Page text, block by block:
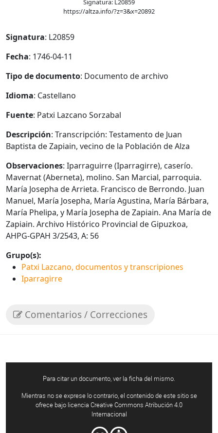
Signatura: L20859
https://altza.info/?z=3&x=20892
Signatura: L20859
Fecha: 1746-04-11
Tipo de documento: Documento de archivo
Idioma: Castellano
Fuente: Patxi Lazcano Sorzabal
Descripción: Transcripción: Testamento de Juan
Baptista de Zapiain, vecino de la Población de Alza
Observaciones: Iparraguirre (Iparragirre), caserío.
Mavernat (Aberneta), molino. San Marcial, parroquia.
María Josepha de Arrieta. Francisco de Berrondo. Juan
Manuel, María Josepha, María Agustina, María Bárbara,
María Phelipa, y María Josepha de Zapiain. Ana María de
Zapiain. Archivo Histórico Provincial de Gipuzkoa,
AHPG-GPAH 3/2543, A: 56
Grupo(s):
Patxi Lazcano, documentos y transcripiones
Iparragirre
Comentarios / Correcciones
Para citar un documento, ver la ficha del mismo.
Mientras no se exprese lo contrario, el contenido de este sitio se
ofrece bajo licencia Creative Commons Atribución 4.0
Internacional